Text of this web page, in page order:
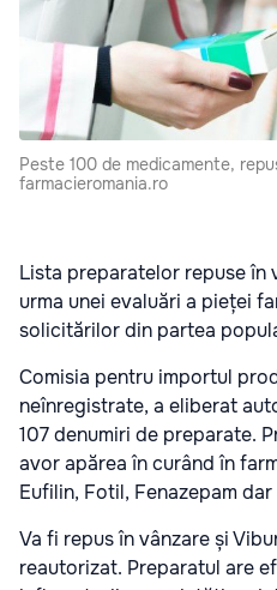
Peste 100 de medicamente,
farmacieromania.ro
Lista preparatelor repuse în
urma unei evaluări a pieței
solicitărilor din partea
Comisia pentru importul
neînregistrate, a eliberat
107 denumiri de preparate.
avor apărea în curând în
Eufilin, Fotil, Fenazepam
Va fi repus în vânzare și
reautorizat. Preparatul are